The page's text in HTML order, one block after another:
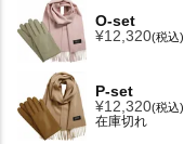
O-set
¥12,320 税込
P-set
¥12,320 税込
在庫切れ